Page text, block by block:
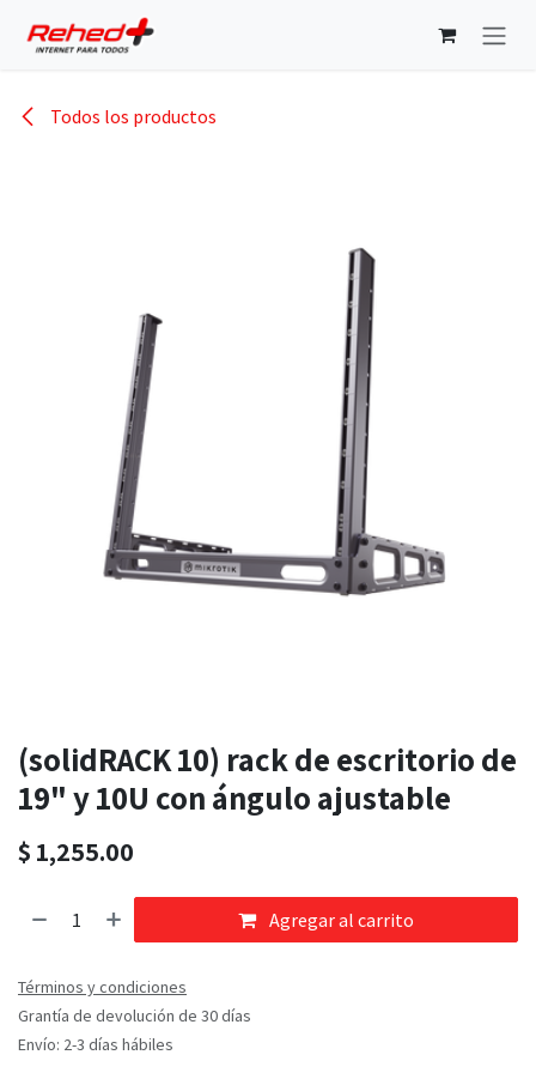
Todos los productos
(solidRACK 10) rack de escritorio de
19" y 10U con ángulo ajustable
$ 1,255.00
Agregar al carrito
Términos y condiciones
Grantía de devolución de 30 días
Envío: 2-3 días hábiles